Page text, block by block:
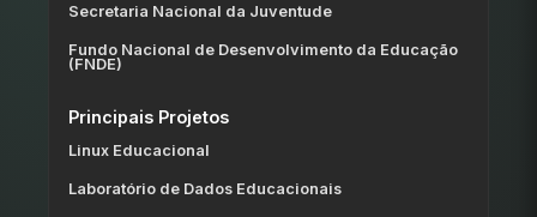
Secretaria Nacional da Juventude
Fundo Nacional de Desenvolvimento da Educação
(FNDE)
Principais Projetos
Linux Educacional
Laboratório de Dados Educacionais